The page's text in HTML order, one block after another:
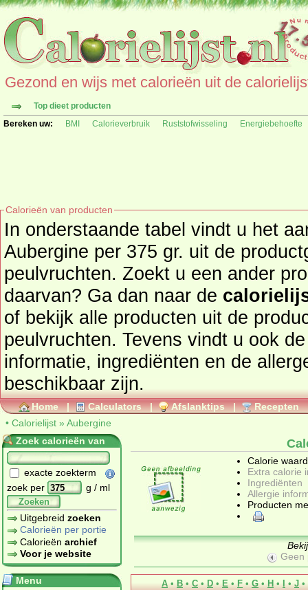
Gezond en wijs met calorieën uit de
Top dieet producten
Bereken uw:
BMI Calorieverbruik Ruststofwisseling Energiebehoefte
Calorieën van producten
In onderstaande tabel vindt u het
Aubergine per 375 gr. uit de productgroep groente en
peulvruchten. Zoekt u een ander
daarvan? Ga dan naar de
of bekijk alle producten uit de
peulvruchten. Tevens vindt u ook de uitgebreide calorie
informatie, ingrediënten en de allergenen informatie
beschikbaar zijn.
Home | Calculators | Afslanktips | Recepten
• Calorielijst » Aubergine
Zoek calorieën van
exacte zoekterm
zoek per
g / ml
Zoeken
Uitgebreid zoeken
Calorieën per portie
Calorieën archief
Voor je website
Menu
Calorie
Extra calorie
Ingrediënten
Allergie
Producten
Geen
A • B • C • D • E • F • G • H • I • J •